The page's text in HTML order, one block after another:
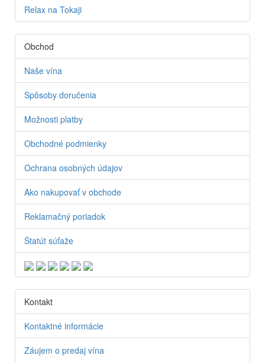
Relax na Tokaji
Obchod
Naše vína
Spôsoby doručenia
Možnosti platby
Obchodné podmienky
Ochrana osobných údajov
Ako nakupovať v obchode
Reklamačný poriadok
Štatút súťaže
Kontakt
Kontaktné informácie
Záujem o predaj vína